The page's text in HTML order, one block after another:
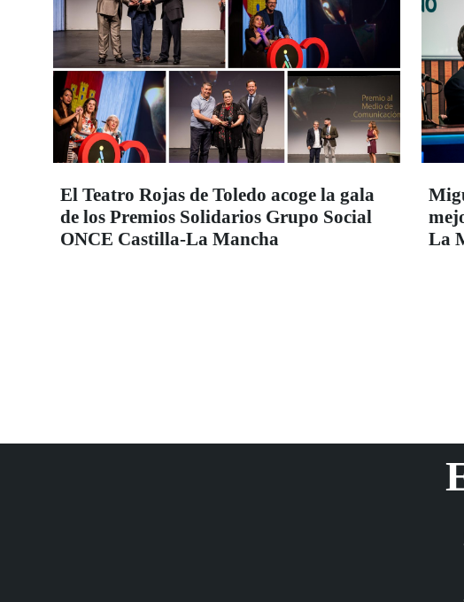
El Teatro Rojas de Toledo acoge la gala
de los Premios Solidarios Grupo Social
ONCE Castilla-La Mancha
La